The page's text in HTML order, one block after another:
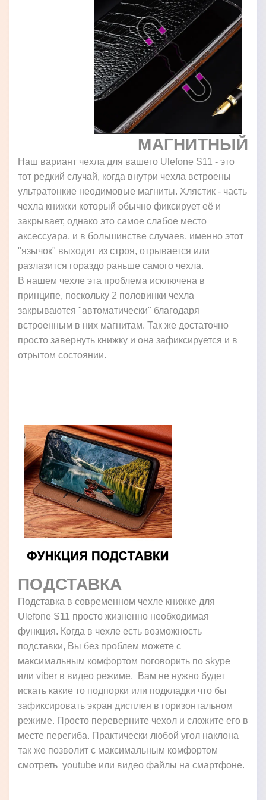
МАГНИТНЫЙ
Наш вариант чехла для вашего Ulefone S11 - это
тот редкий случай, когда внутри чехла встроены
ультратонкие неодимовые магниты. Хлястик - часть
чехла книжки который обычно фиксирует её и
закрывает, однако это самое слабое место
аксессуара, и в большинстве случаев, именно этот
"язычок" выходит из строя, отрывается или
разлазится гораздо раньше самого чехла.
В нашем чехле эта проблема исключена в
принципе, поскольку 2 половинки чехла
закрываются "автоматически" благодаря
встроенным в них магнитам. Так же достаточно
просто завернуть книжку и она зафиксируется и в
отрытом состоянии.
ПОДСТАВКА
Подставка в современном чехле книжке для
Ulefone S11 просто жизненно необходимая
функция. Когда в чехле есть возможность
подставки, Вы без проблем можете с
максимальным комфортом поговорить по skype
или viber в видео режиме. Вам не нужно будет
искать какие то подпорки или подкладки что бы
зафиксировать экран дисплея в горизонтальном
режиме. Просто переверните чехол и сложите его в
месте перегиба. Практически любой угол наклона
так же позволит с максимальным комфортом
смотреть youtube или видео файлы на смартфоне.